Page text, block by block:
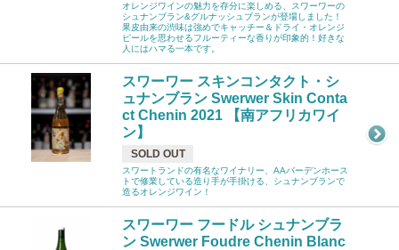
オレンジワインの魅力を存分に楽しめる、スワーワーの
シュナンブラン&グルナッシュブランが登場しました！
果皮由来の渋味は強めでキャッチー＆ドライ・オレンジ
ピールを思わせるフルーティーな香りが印象的！好きな
人にはハマる一本です。
スワーワー スキンコンタクト・シ
ュナンブラン Swerwer Skin Conta
ct Chenin 2021 【南アフリカワイ
ン】
SOLD OUT
スワートランドの有名なワイナリー、AAバーデンホース
トで修業している造り手が手掛ける、シュナンブランで
造るオレンジワイン！
スワーワー フードル シュナンブラ
ン Swerwer Foudre Chenin Blanc